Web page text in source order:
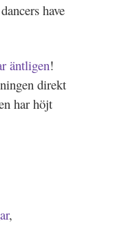
have
äntligen!
direkt
har höjt
,